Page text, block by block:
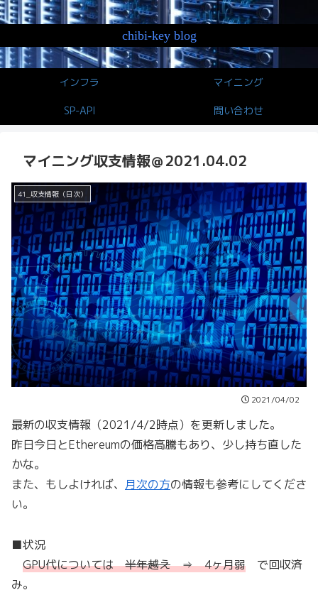
chibi-key blog
インフラ マイニング
SP-API 問い合わせ
マイニング収支情報＠2021.04.02
41_収支情報（日次）
2021/04/02
最新の収支情報（2021/4/2時点）を更新しました。
昨日今日とEthereumの価格高騰もあり、少し持ち直した
かな。
また、もしよければ、 月次の方の情報も参考にしてくださ
い。
■状況
GPU代については半年越え⇒ 4ヶ月弱 で回収済
み。